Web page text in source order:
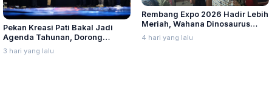
Pekan Kreasi Pati Bakal Jadi
Agenda Tahunan, Dorong
Promosi UMKM hingga
Pariwisata
3 hari yang lalu
Rembang Expo 2026 Hadir Lebih
Meriah, Wahana Dinosaurus
Jadi Magnet Pengunjung
4 hari yang lalu